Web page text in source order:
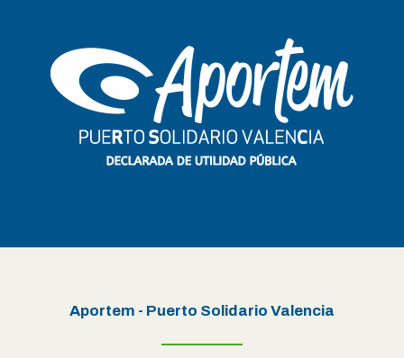
Aportem - Puerto Solidario Valencia